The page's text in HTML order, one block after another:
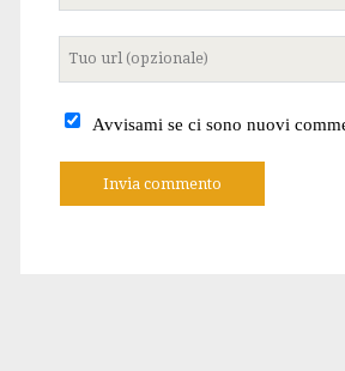
sito
Avvisami se ci sono nuovi